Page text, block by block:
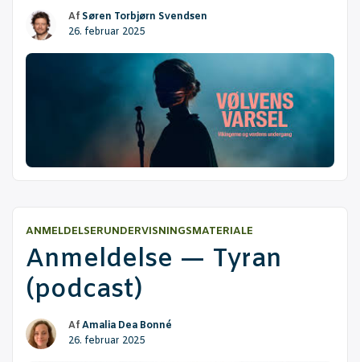
Af Søren Torbjørn Svendsen
26. februar 2025
ANMELDELSERUNDERVISNINGSMATERIALE
Anmel­del­se — Tyran
(podcast)
AfAmalia Dea Bonné
26. februar 2025